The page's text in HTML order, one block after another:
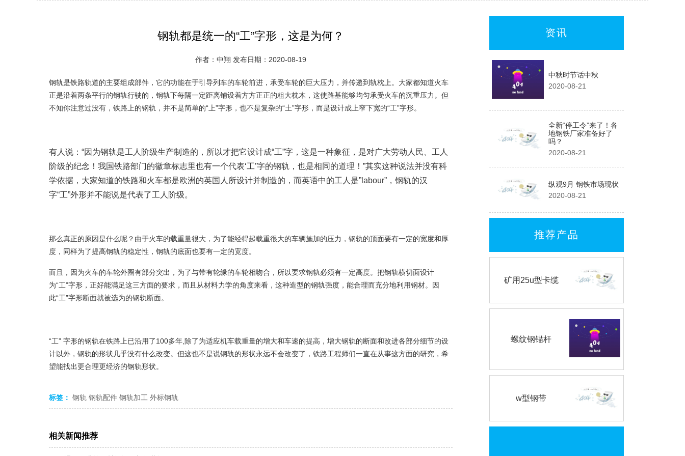
钢轨都是统一的“工”字形，这是为何？
作者：中翔 发布日期：2020-08-19
钢轨是铁路轨道的主要组成部件，它的功能在于引导列车的车轮前进，承受车轮的巨大压力，并传递到轨枕上。大家都知道火车
正是沿着两条平行的钢轨行驶的，钢轨下每隔一定距离铺设着方方正正的粗大枕木，这使路基能够均匀承受火车的沉重压力。但
不知你注意过没有，铁路上的钢轨，并不是简单的“上”字形，也不是复杂的“土”字形，而是设计成上窄下宽的“工”字形。
有人说：“因为钢轨是工人阶级生产制造的，所以才把它设计成“工”字，这是一种象征，是对广大劳动人民、工人
阶级的纪念！我国铁路部门的徽章标志里也有一个代表‘工’字的钢轨，也是相同的道理！”其实这种说法并没有科
学依据，大家知道的铁路和火车都是欧洲的英国人所设计并制造的，而英语中的工人是”labour”，钢轨的汉
字“工”外形并不能说是代表了工人阶级。
那么真正的原因是什么呢？由于火车的载重量很大，为了能经得起载重很大的车辆施加的压力，钢轨的顶面要有一定的宽度和厚
度，同样为了提高钢轨的稳定性，钢轨的底面也要有一定的宽度。
而且，因为火车的车轮外圈有部分突出，为了与带有轮缘的车轮相吻合，所以要求钢轨必须有一定高度。把钢轨横切面设计
为“工”字形，正好能满足这三方面的要求，而且从材料力学的角度来看，这种造型的钢轨强度，能合理而充分地利用钢材。因
此“工”字形断面就被选为的钢轨断面。
“工” 字形的钢轨在铁路上已沿用了100多年,除了为适应机车载重量的增大和车速的提高，增大钢轨的断面和改进各部分细节的设
计以外，钢轨的形状几乎没有什么改变。但这也不是说钢轨的形状永远不会改变了，铁路工程师们一直在从事这方面的研究，希
望能找出更合理更经济的钢轨形状。
标签： 钢轨 钢轨配件 钢轨加工 外标钢轨
相关新闻推荐
资讯
中秋时节话中秋
2020-08-21
全新“停工令”来了！各
地钢铁厂家准备好了
吗？
2020-08-21
纵观9月 钢铁市场现状
2020-08-21
推荐产品
矿用25u型卡缆
螺纹钢锚杆
w型钢带